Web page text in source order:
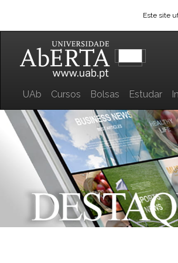
Este site
UAb Cursos Bolsas Estudar